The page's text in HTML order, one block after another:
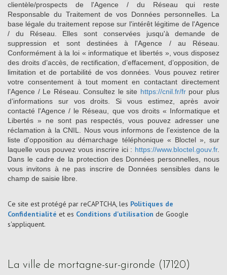
clientèle/prospects de l'Agence / du Réseau qui reste
Responsable du Traitement de vos Données personnelles. La
base légale du traitement repose sur l'intérêt légitime de l'Agence
/ du Réseau. Elles sont conservées jusqu'à demande de
suppression et sont destinées à l'Agence / au Réseau.
Conformément à la loi « informatique et libertés », vous disposez
des droits d’accès, de rectification, d’effacement, d’opposition, de
limitation et de portabilité de vos données. Vous pouvez retirer
votre consentement à tout moment en contactant directement
l’Agence / Le Réseau. Consultez le site https://cnil.fr/frpour plus
d’informations sur vos droits. Si vous estimez, après avoir
contacté l'Agence / le Réseau, que vos droits « Informatique et
Libertés » ne sont pas respectés, vous pouvez adresser une
réclamation à la CNIL. Nous vous informons de l’existence de la
liste d'opposition au démarchage téléphonique « Bloctel », sur
laquelle vous pouvez vous inscrire ici : https://www.bloctel.gouv.fr.
Dans le cadre de la protection des Données personnelles, nous
vous invitons à ne pas inscrire de Données sensibles dans le
champ de saisie libre.
Ce site est protégé par reCAPTCHA, les Politiques de
Confidentialité et es Conditions d'utilisation de Google
s'appliquent.
la ville de mortagne-sur-gironde (17120)